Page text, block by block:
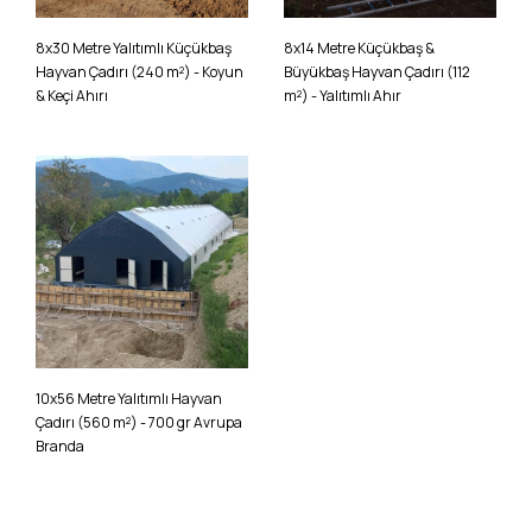
8x30 Metre Yalıtımlı Küçükbaş
Hayvan Çadırı (240 m²) - Koyun
& Keçi Ahırı
8x14 Metre Küçükbaş &
Büyükbaş Hayvan Çadırı (112
m²) - Yalıtımlı Ahır
10x56 Metre Yalıtımlı Hayvan
Çadırı (560 m²) - 700 gr Avrupa
Branda